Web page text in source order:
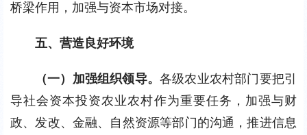
桥梁作用，加强与资本市场对接。
五、营造良好环境
（一）加强组织领导。 各级农业农村部门要把引
导社会资本投资农业农村作为重要任务，加强与财
政、发改、金融、自然资源等部门的沟通，推进信息